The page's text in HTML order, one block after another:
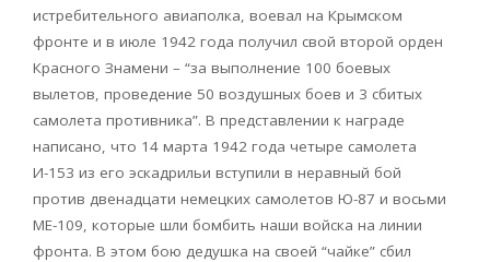
истребительного авиаполка, воевал на Крымском
фронте и в июле 1942 года получил свой второй орден
Красного Знамени – “за выполнение 100 боевых
вылетов, проведение 50 воздушных боев и 3 сбитых
самолета противника”. В представлении к награде
написано, что 14 марта 1942 года четыре самолета
И-153 из его эскадрильи вступили в неравный бой
против двенадцати немецких самолетов Ю-87 и восьми
МЕ-109, которые шли бомбить наши войска на линии
фронта. В этом бою дедушка на своей “чайке” сбил